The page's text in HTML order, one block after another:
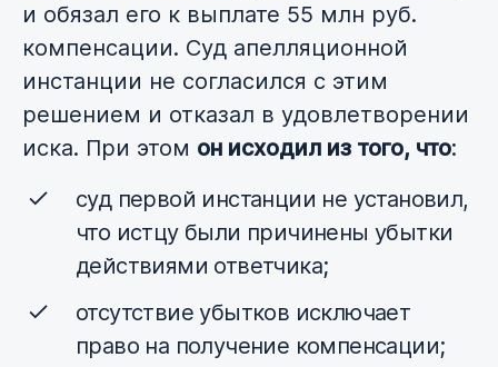
и обязал его к выплате 55 млн руб.
компенсации. Суд апелляционной
инстанции не согласился с этим
решением и отказал в удовлетворении
иска. При этом он исходил из того, что:
суд первой инстанции не установил,
что истцу были причинены убытки
действиями ответчика;
отсутствие убытков исключает
право на получение компенсации;